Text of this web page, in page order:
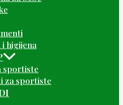
i higijena
sportiste
za sportiste